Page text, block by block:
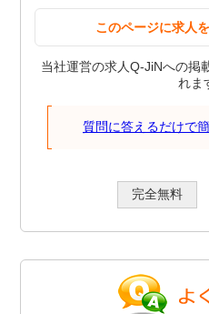
このページに求人
当社運営の求人Q-JiNへの掲
れま
質問に答えるだけで
完全無料